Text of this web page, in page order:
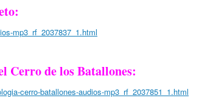
mp3_rf_2037837_1.html
Cerro de los Batallones:
cerro-batallones-audios-mp3_rf_2037851_1.html